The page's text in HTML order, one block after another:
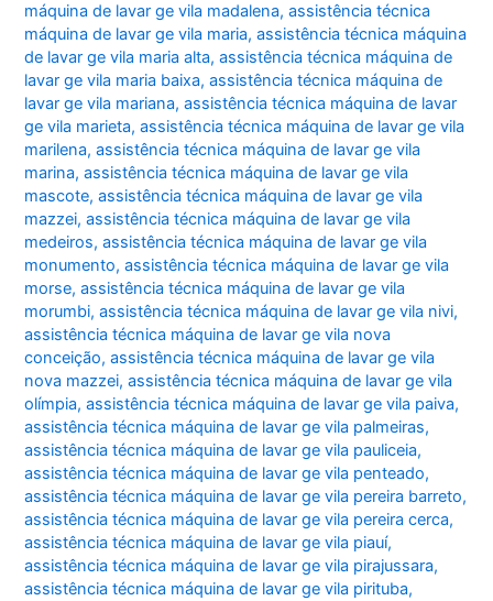
máquina de lavar ge vila madalena,assistência técnica
máquina de lavar ge vila maria,assistência técnica máquina
de lavar ge vila maria alta,assistência técnica máquina de
lavar ge vila maria baixa,assistência técnica máquina de
lavar ge vila mariana,assistência técnica máquina de lavar
ge vila marieta,assistência técnica máquina de lavar ge vila
marilena,assistência técnica máquina de lavar ge vila
marina,assistência técnica máquina de lavar ge vila
mascote,assistência técnica máquina de lavar ge vila
mazzei,assistência técnica máquina de lavar ge vila
medeiros,assistência técnica máquina de lavar ge vila
monumento,assistência técnica máquina de lavar ge vila
morse,assistência técnica máquina de lavar ge vila
morumbi,assistência técnica máquina de lavar ge vila nivi,
assistência técnica máquina de lavar ge vila nova
conceição,assistência técnica máquina de lavar ge vila
nova mazzei,assistência técnica máquina de lavar ge vila
olímpia,assistência técnica máquina de lavar ge vila paiva,
assistência técnica máquina de lavar ge vila palmeiras,
assistência técnica máquina de lavar ge vila pauliceia,
assistência técnica máquina de lavar ge vila penteado,
assistência técnica máquina de lavar ge vila pereira barreto,
assistência técnica máquina de lavar ge vila pereira cerca,
assistência técnica máquina de lavar ge vila piauí,
assistência técnica máquina de lavar ge vila pirajussara,
assistência técnica máquina de lavar ge vila pirituba,